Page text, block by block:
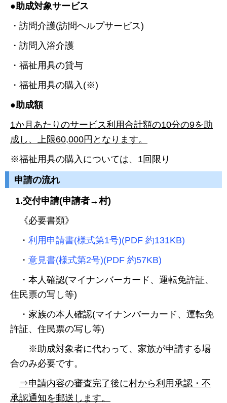
●助成対象サービス
・訪問介護(訪問ヘルプサービス)
・訪問入浴介護
・福祉用具の貸与
・福祉用具の購入(※)
●助成額
1か月あたりのサービス利用合計額の10分の9を助
成し、上限60,000円となります。
※福祉用具の購入については、1回限り
申請の流れ
1.交付申請(申請者→村)
《必要書類》
・ 利用申請書(様式第1号)(PDF 約131KB)
・ 意見書(様式第2号)(PDF 約57KB)
・本人確認(マイナンバーカード、運転免許証、
住民票の写し等)
・家族の本人確認(マイナンバーカード、運転免
許証、住民票の写し等)
※助成対象者に代わって、家族が申請する場
合のみ必要です。
⇒申請内容の審査完了後に村から利用承認・不
承認通知を郵送します。